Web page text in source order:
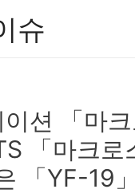
슈
션 「마
「마크
「YF-19